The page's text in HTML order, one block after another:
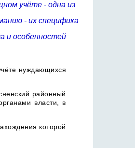
учёте - одна из
- их специфика
и особенностей
нуждающихся
районный
власти, в
которой